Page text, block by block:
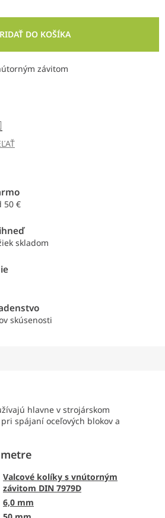
DO KOŠÍKA
závitom
50 €
skladom
skúsenosti
hlavne v strojárskom
spájaní oceľových blokov a
Valcové kolíky s vnútorným
závitom DIN 7979D
6,0 mm